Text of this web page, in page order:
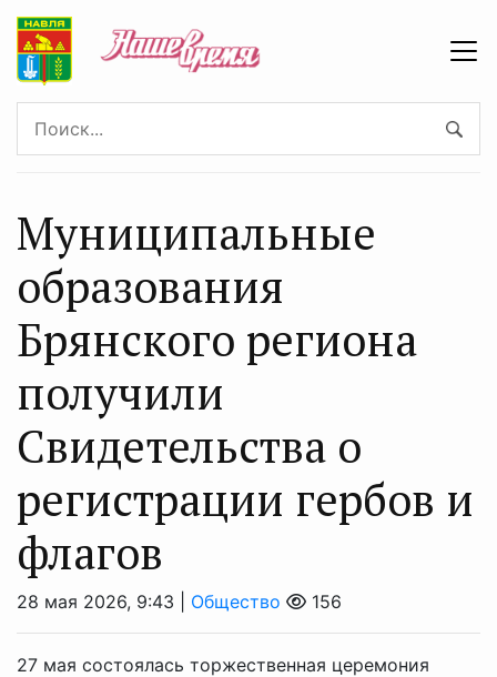
Муниципальные
образования
Брянского региона
получили
Свидетельства о
регистрации гербов и
флагов
28 мая 2026, 9:43 | Общество 156
27 мая состоялась торжественная церемония